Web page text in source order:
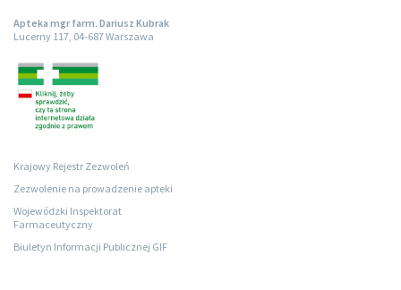
Apteka mgr farm. Dariusz Kubrak
Lucerny 117, 04-687 Warszawa
Krajowy Rejestr Zezwoleń
Zezwolenie na prowadzenie apteki
Wojewódzki Inspektorat
Farmaceutyczny
Biuletyn Informacji Publicznej GIF